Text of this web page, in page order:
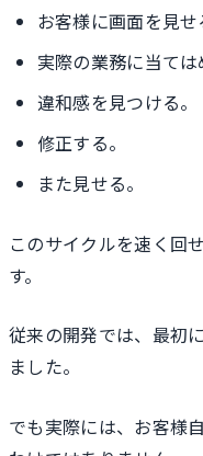
お客様に画面を見せ
実際の業務に当ては
違和感を見つける。
修正する。
また見せる。
このサイクルを速く回
す。
従来の開発では、最初
ました。
でも実際には、お客様